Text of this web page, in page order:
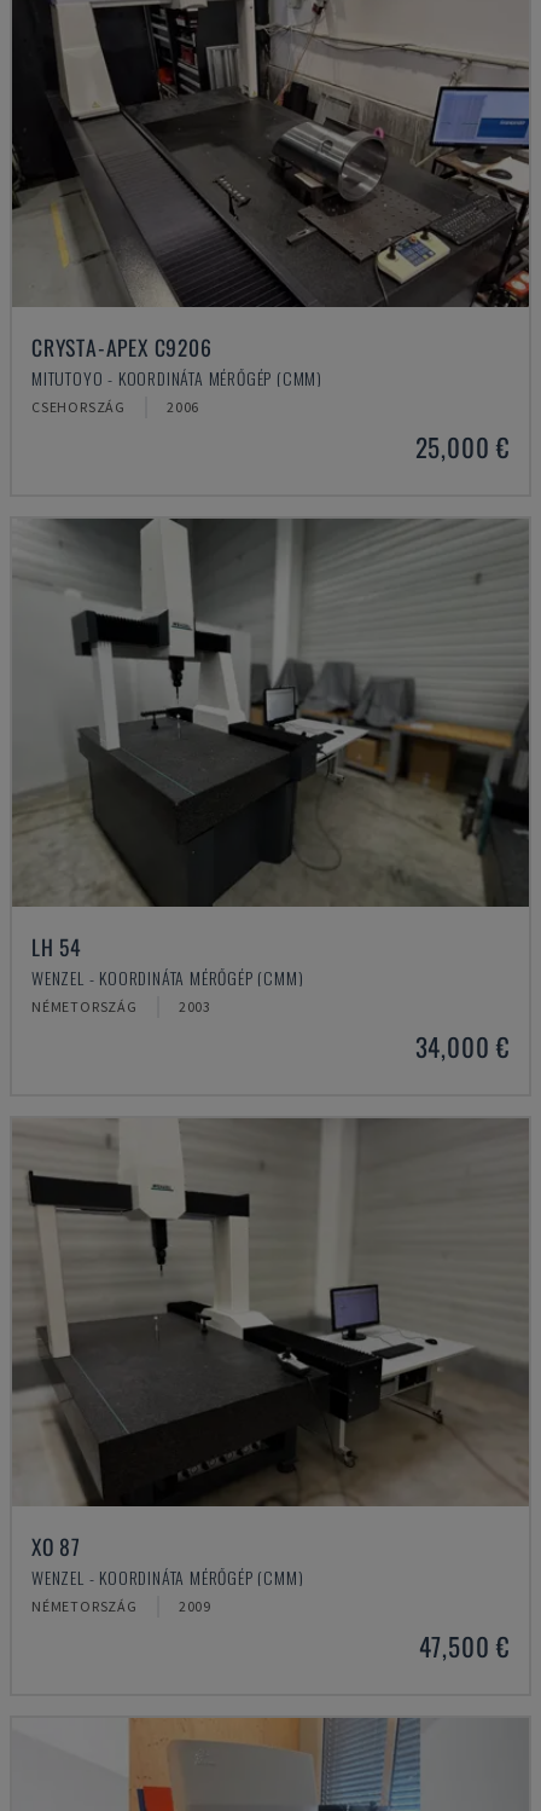
CRYSTA-APEX C9206
MITUTOYO - KOORDINÁTA MÉRŐGÉP (CMM)
CSEHORSZÁG 2006
25,000 €
LH 54
WENZEL - KOORDINÁTA MÉRŐGÉP (CMM)
NÉMETORSZÁG 2003
34,000 €
XO 87
WENZEL - KOORDINÁTA MÉRŐGÉP (CMM)
NÉMETORSZÁG 2009
47,500 €